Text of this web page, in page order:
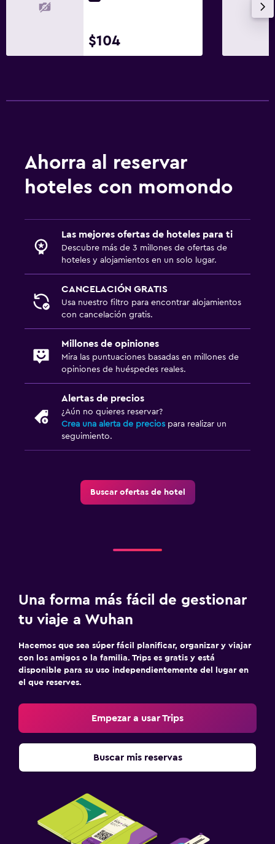
$104
Ahorra al reservar
hoteles con momondo
Las mejores ofertas de hoteles para ti
Descubre más de 3 millones de ofertas de
hoteles y alojamientos en un solo lugar.
CANCELACIÓN GRATIS
Usa nuestro filtro para encontrar alojamientos
con cancelación gratis.
Millones de opiniones
Mira las puntuaciones basadas en millones de
opiniones de huéspedes reales.
Alertas de precios
¿Aún no quieres reservar?
Crea una alerta de precios para realizar un
seguimiento.
Buscar ofertas de hotel
Una forma más fácil de gestionar
tu viaje a Wuhan
Hacemos que sea súper fácil planificar, organizar y viajar
con los amigos o la familia. Trips es gratis y está
disponible para su uso independientemente del lugar en
el que reserves.
Empezar a usar Trips
Buscar mis reservas